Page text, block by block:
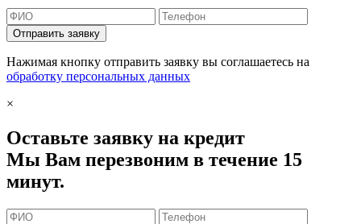
Отправить заявку
Нажимая кнопку отправить заявку вы соглашаетесь на
обработку персональных данных
×
Оставьте заявку на кредит
Мы Вам перезвоним в течение 15
минут.